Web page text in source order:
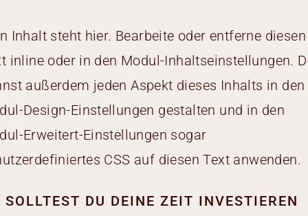
Inhalt steht hier. Bearbeite oder entferne diesen
inline oder in den Modul-Inhaltseinstellungen.
außerdem jeden Aspekt dieses Inhalts in den
Design-Einstellungen gestalten und in den
Erweitert-Einstellungen sogar
CSS auf diesen Text anwenden.
SOLLTEST DU DEINE ZEIT INVESTIEREN